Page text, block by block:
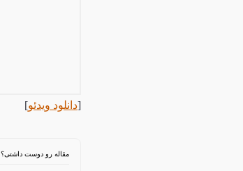
[دانلود ویدئو]
مقاله رو دوست داشتی؟